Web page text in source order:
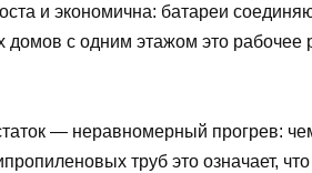
и экономична: батареи
домов с одним этажом это рабочее
— неравномерный прогрев:
труб это означает,